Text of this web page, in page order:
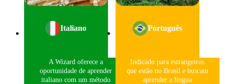
Italiano
A Wizard oferece a
oportunidade de aprender
italiano com um método
Português
Indicado para estrangeiros
que estão no Brasil e buscam
aprender a língua